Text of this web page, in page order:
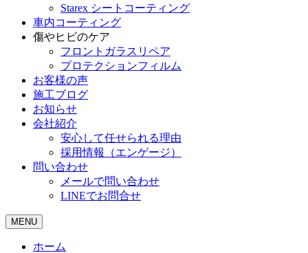
Starex シートコーティング
車内コーティング
傷やヒビのケア
フロントガラスリペア
プロテクションフィルム
お客様の声
施工ブログ
お知らせ
会社紹介
安心して任せられる理由
採用情報（エンゲージ）
問い合わせ
メールで問い合わせ
LINEでお問合せ
MENU
ホーム